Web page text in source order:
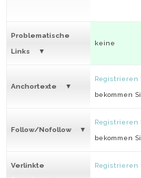
Problematische
Links
keine
Anchortexte
Registrieren
bekommen
Follow/Nofollow
Registrieren
bekommen
Verlinkte Registrieren